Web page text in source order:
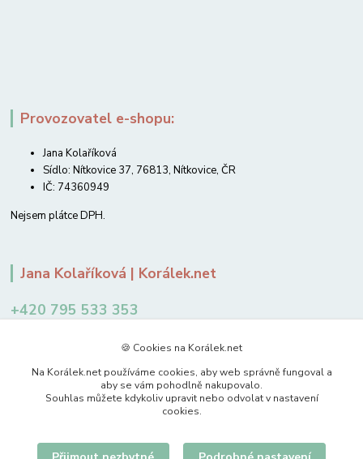
Provozovatel e-shopu:
Jana Kolaříková
Sídlo: Nítkovice 37, 76813, Nítkovice, ČR
IČ: 74360949
Nejsem plátce DPH.
Jana Kolaříková | Korálek.net
+420 795 533 353
🍪 Cookies na Korálek.net
Na Korálek.net používáme cookies, aby web správně fungoval a
aby se vám pohodlně nakupovalo.
Souhlas můžete kdykoliv upravit nebo odvolat v nastavení
cookies.